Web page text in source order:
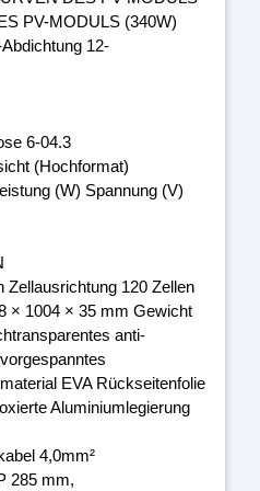
PV-MODULS (340W)
12-
6-04.3
(Hochformat)
(W) Spannung (V)
Zellausrichtung 120 Zellen
× 1004 × 35 mm Gewicht
anti-
EVA Rückseitenfolie
Aluminiumlegierung
4,0mm²
285 mm,